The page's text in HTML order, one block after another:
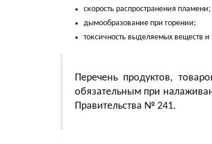
скорость распространения пламени;
дымообразование при горении;
токсичность выделяемых веществ
Перечень продуктов,
обязательным при
Правительства № 241.